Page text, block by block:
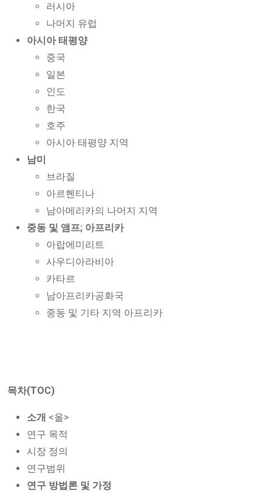
러시아
나머지 유럽
아시아 태평양
중국
일본
인도
한국
호주
아시아 태평양 지역
남미
브라질
아르헨티나
남아메리카의 나머지 지역
중동 및 앰프; 아프리카
아랍에미리트
사우디아라비아
카타르
남아프리카공화국
중동 및 기타 지역 아프리카
목차(TOC)
소개 <올>
연구 목적
시장 정의
연구범위
연구 방법론 및 가정